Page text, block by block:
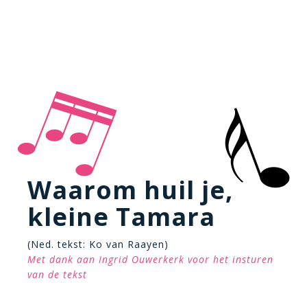
Waarom huil je,
kleine Tamara
(Ned. tekst: Ko van Raayen)
Met dank aan Ingrid Ouwerkerk voor het insturen
van de tekst